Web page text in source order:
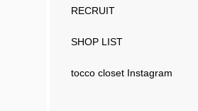
RECRUIT
SHOP LIST
tocco closet Instagram